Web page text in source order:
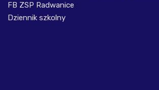
FB ZSP Radwanice
Dziennik szkolny